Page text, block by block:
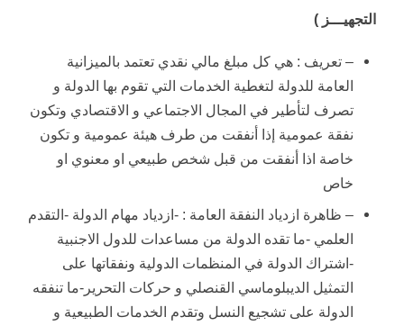
التجهيـــز )
– تعريف : هي كل مبلغ مالي نقدي تعتمد بالميزانية
العامة للدولة لتغطية الخدمات التي تقوم بها الدولة و
تصرف لتأطير في المجال الاجتماعي و الاقتصادي وتكون
نفقة عمومية إذا أنفقت من طرف هيئة عمومية و تكون
خاصة اذا أنفقت من قبل شخص طبيعي او معنوي او
خاص
– ظاهرة ازدياد النفقة العامة : -ازدياد مهام الدولة -التقدم
العلمي -ما تقده الدولة من مساعدات للدول الاجنبية
-اشتراك الدولة في المنظمات الدولية ونفقاتها على
التمثيل الديبلوماسي القنصلي و حركات التحرير-ما تنفقه
الدولة على تشجيع النسل وتقدم الخدمات الطبيعية و